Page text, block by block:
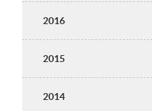
2016
2015
2014